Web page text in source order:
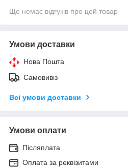
Ще немає відгуків про цей товар
Умови доставки
Нова Пошта
Самовивіз
Всі умови доставки
Умови оплати
Післяплата
Оплата за реквізитами